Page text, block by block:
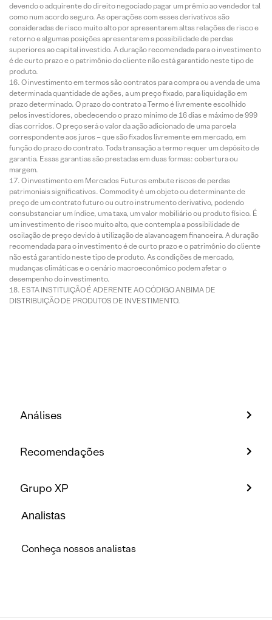
devendo o adquirente do direito negociado pagar um prêmio ao vendedor tal
como num acordo seguro. As operações com esses derivativos são
consideradas de risco muito alto por apresentarem altas relações de risco e
retorno e algumas posições apresentarem a possibilidade de perdas
superiores ao capital investido. A duração recomendada para o investimento
é de curto prazo e o patrimônio do cliente não está garantido neste tipo de
produto.
O investimento em termos são contratos para compra ou a venda de uma
determinada quantidade de ações, a um preço fixado, para liquidação em
prazo determinado. O prazo do contrato a Termo é livremente escolhido
pelos investidores, obedecendo o prazo mínimo de 16 dias e máximo de 999
dias corridos. O preço será o valor da ação adicionado de uma parcela
correspondente aos juros – que são fixados livremente em mercado, em
função do prazo do contrato. Toda transação a termo requer um depósito de
garantia. Essas garantias são prestadas em duas formas: cobertura ou
margem.
O investimento em Mercados Futuros embute riscos de perdas
patrimoniais significativos. Commodity é um objeto ou determinante de
preço de um contrato futuro ou outro instrumento derivativo, podendo
consubstanciar um índice, uma taxa, um valor mobiliário ou produto físico. É
um investimento de risco muito alto, que contempla a possibilidade de
oscilação de preço devido à utilização de alavancagem financeira. A duração
recomendada para o investimento é de curto prazo e o patrimônio do cliente
não está garantido neste tipo de produto. As condições de mercado,
mudanças climáticas e o cenário macroeconômico podem afetar o
desempenho do investimento.
ESTA INSTITUIÇÃO É ADERENTE AO CÓDIGO ANBIMA DE
DISTRIBUIÇÃO DE PRODUTOS DE INVESTIMENTO.
Análises
Recomendações
Grupo XP
Analistas
Conheça nossos analistas